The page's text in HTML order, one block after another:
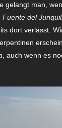
gelangt man,
Fuente del
dort verlässt.
, auch wenn es